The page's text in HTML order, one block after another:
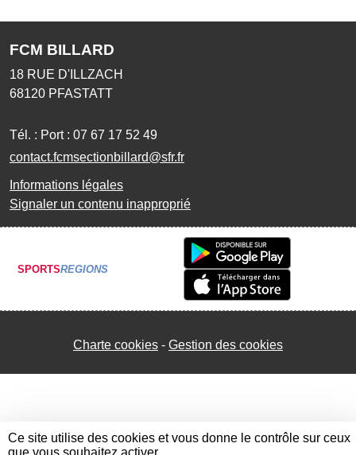
FCM BILLARD
18 RUE D'ILLZACH
68120 PFASTATT
Tél. : Port : 07 67 17 52 49
contact.fcmsectionbillard@sfr.fr
Informations légales
Signaler un contenu inapproprié
SPORTSREGIONS
Charte cookies Gestion des cookies
Ce site utilise des cookies et vous donne le contrôle sur ceux
que vous souhaitez activer